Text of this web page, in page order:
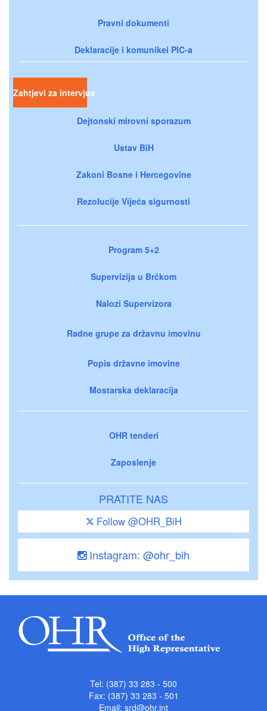
Pravni dokumenti
Deklaracije i komunikei PIC-a
Zahtjevi za intervjue
Dejtonski mirovni sporazum
Ustav BiH
Zakoni Bosne i Hercegovine
Rezolucije Vijeća sigurnosti
Program 5+2
Supervizija u Brčkom
Nalozi Supervizora
Radne grupe za državnu imovinu
Popis državne imovine
Mostarska deklaracija
OHR tenderi
Zaposlenje
PRATITE NAS
Follow @OHR_BiH
Instagram: @ohr_bih
Tel: (387) 33 283 - 500
Fax: (387) 33 283 - 501
Email: srd@ohr.int